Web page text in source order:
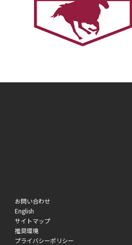
お問い合わせ
English
サイトマップ
推奨環境
プライバシーポリシー